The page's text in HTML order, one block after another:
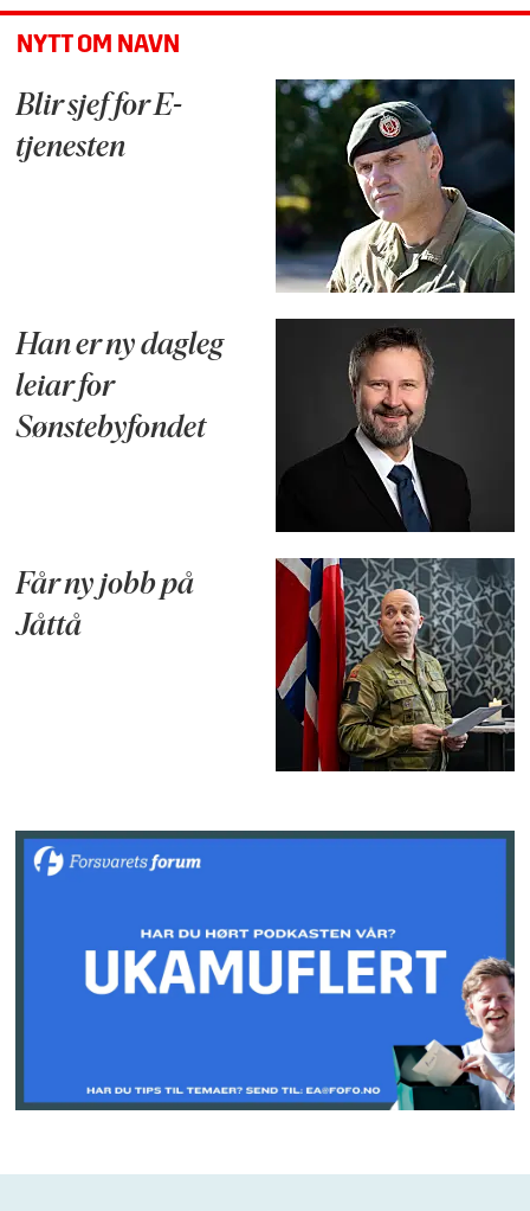
NYTT OM NAVN
Blir sjef for E-
tjenesten
Han er ny dagleg
leiar for
Sønstebyfondet
Får ny jobb på
Jåttå